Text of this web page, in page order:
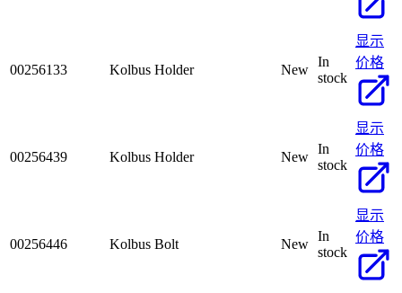
00256133 Kolbus Holder New
In
stock
显示
价格
00256439 Kolbus Holder New
In
stock
显示
价格
00256446 Kolbus Bolt New
In
stock
显示
价格